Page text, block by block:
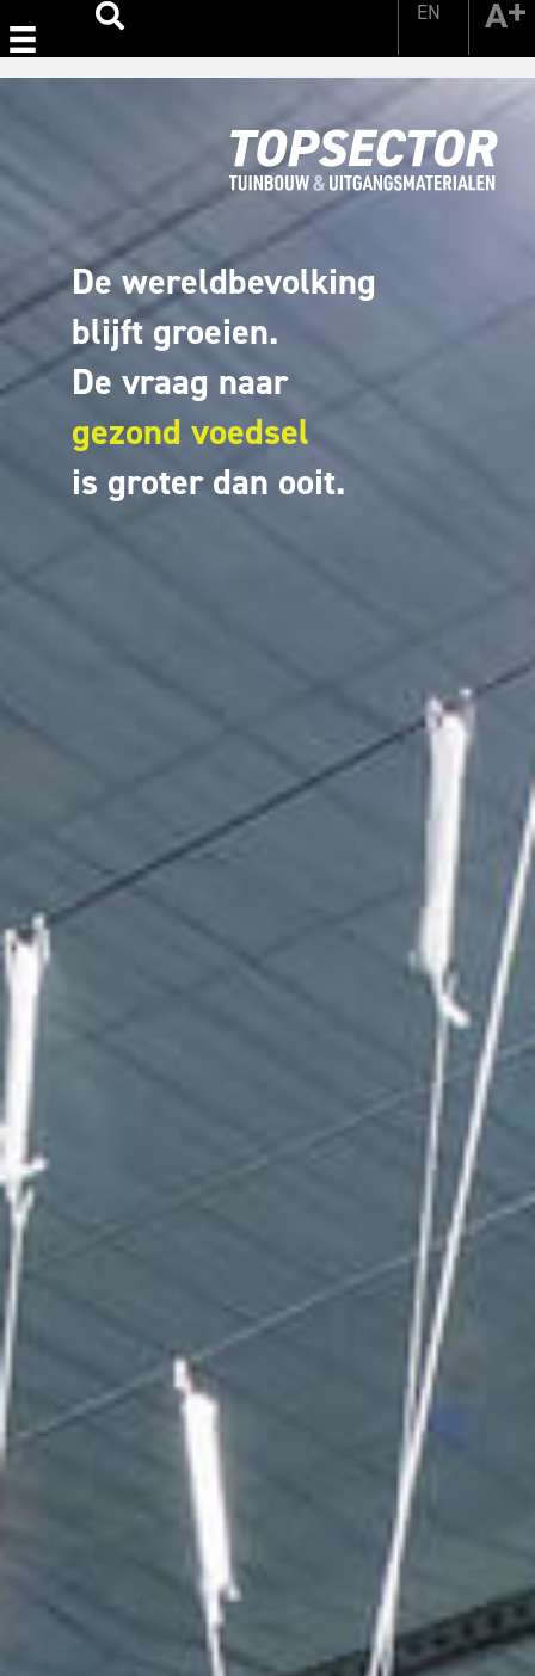
EN
De wereldbevolking
blijft groeien.
De vraag naar
gezond voedsel
is groter dan ooit.